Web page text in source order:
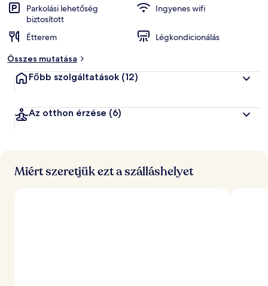
Parkolási lehetőség
biztosított
Ingyenes wifi
Étterem
Légkondicionálás
Összes mutatása
Főbb szolgáltatások (12)
Az otthon érzése (6)
Miért szeretjük ezt a szálláshelyet